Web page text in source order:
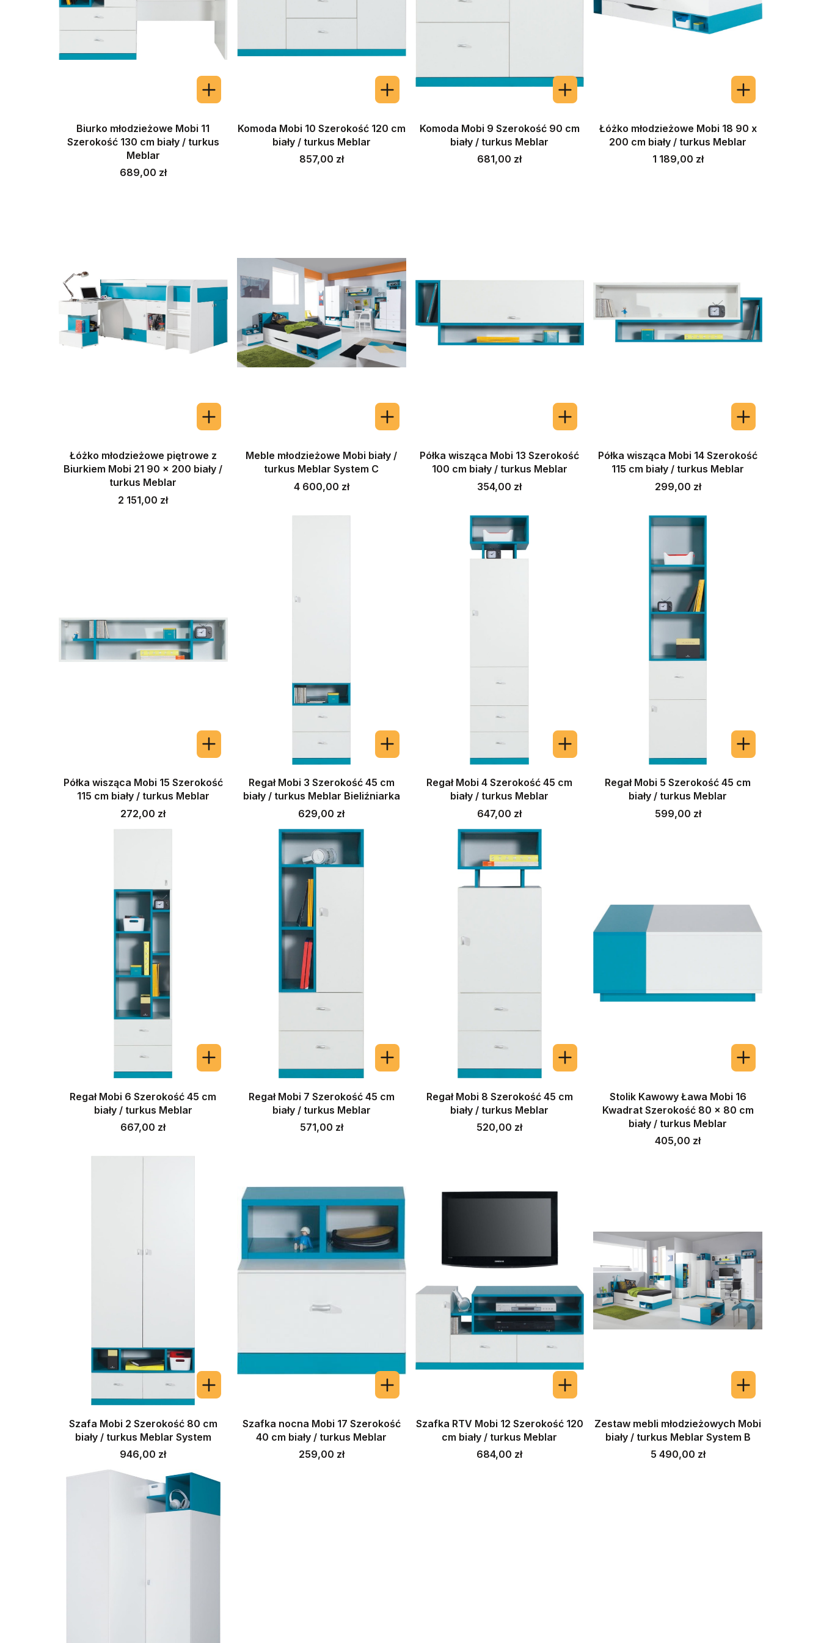
Biurko młodzieżowe Mobi 11
Szerokość 130 cm biały / turkus
Meblar
Cena
689,00 zł
Komoda Mobi 10 Szerokość 120 cm
biały / turkus Meblar
Cena
857,00 zł
Komoda Mobi 9 Szerokość 90 cm
biały / turkus Meblar
Cena
681,00 zł
Łóżko młodzieżowe Mobi 18 90 x
200 cm biały / turkus Meblar
Cena
1 189,00 zł
Łóżko młodzieżowe piętrowe z
Biurkiem Mobi 21 90 x 200 biały /
turkus Meblar
Cena
2 151,00 zł
Meble młodzieżowe Mobi biały /
turkus Meblar System C
Cena
4 600,00 zł
Półka wisząca Mobi 13 Szerokość
100 cm biały / turkus Meblar
Cena
354,00 zł
Półka wisząca Mobi 14 Szerokość
115 cm biały / turkus Meblar
Cena
299,00 zł
Półka wisząca Mobi 15 Szerokość
115 cm biały / turkus Meblar
Cena
272,00 zł
Regał Mobi 3 Szerokość 45 cm
biały / turkus Meblar Bieliźniarka
Cena
629,00 zł
Regał Mobi 4 Szerokość 45 cm
biały / turkus Meblar
Cena
647,00 zł
Regał Mobi 5 Szerokość 45 cm
biały / turkus Meblar
Cena
599,00 zł
Regał Mobi 6 Szerokość 45 cm
biały / turkus Meblar
Cena
667,00 zł
Regał Mobi 7 Szerokość 45 cm
biały / turkus Meblar
Cena
571,00 zł
Regał Mobi 8 Szerokość 45 cm
biały / turkus Meblar
Cena
520,00 zł
Stolik Kawowy Ława Mobi 16
Kwadrat Szerokość 80 x 80 cm
biały / turkus Meblar
Cena
405,00 zł
Szafa Mobi 2 Szerokość 80 cm
biały / turkus Meblar System
Cena
946,00 zł
Szafka nocna Mobi 17 Szerokość
40 cm biały / turkus Meblar
Cena
259,00 zł
Szafka RTV Mobi 12 Szerokość 120
cm biały / turkus Meblar
Cena
684,00 zł
Zestaw mebli młodzieżowych Mobi
biały / turkus Meblar System B
Cena
5 490,00 zł